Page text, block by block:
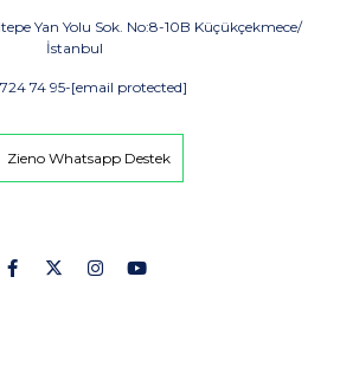
Yan Yolu Sok. No:8-10B Küçükçekmece/
İstanbul
74 95-[email protected]
Zieno Whatsapp Destek